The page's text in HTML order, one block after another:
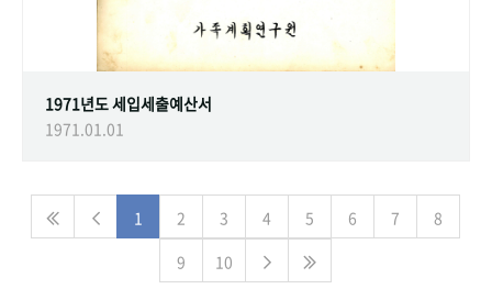
1971년도 세입세출예산서
1971.01.01
1 2 3 4 5 6 7
8
9
10